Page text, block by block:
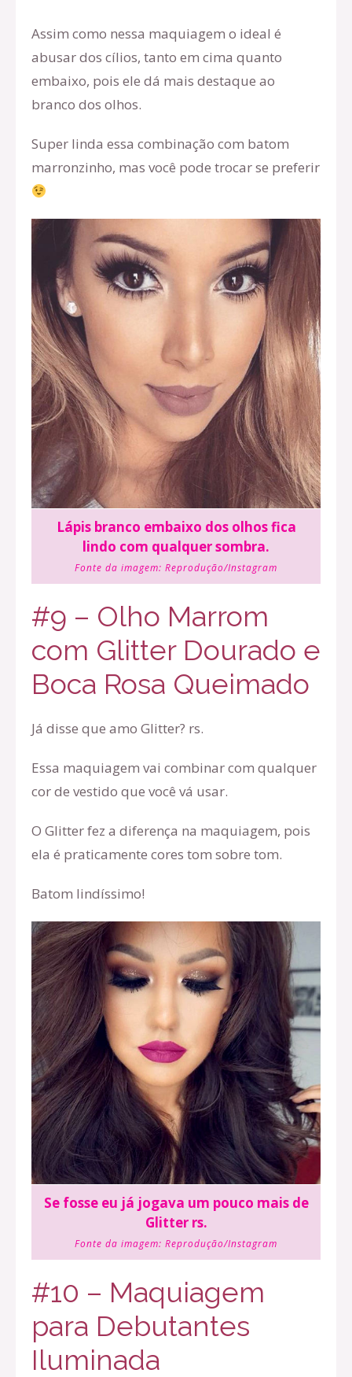
Assim como nessa maquiagem o ideal é
abusar dos cílios, tanto em cima quanto
embaixo, pois ele dá mais destaque ao
branco dos olhos.
Super linda essa combinação com batom
marronzinho, mas você pode trocar se preferir
Lápis branco embaixo dos olhos fica
lindo com qualquer sombra.
Fonte da imagem: Reprodução/Instagram
#9 – Olho Marrom
com Glitter Dourado e
Boca Rosa Queimado
Já disse que amo Glitter? rs.
Essa maquiagem vai combinar com qualquer
cor de vestido que você vá usar.
O Glitter fez a diferença na maquiagem, pois
ela é praticamente cores tom sobre tom.
Batom lindíssimo!
Se fosse eu já jogava um pouco mais de
Glitter rs.
Fonte da imagem: Reprodução/Instagram
#10 – Maquiagem
para Debutantes
Iluminada